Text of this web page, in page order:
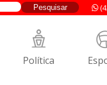
Política